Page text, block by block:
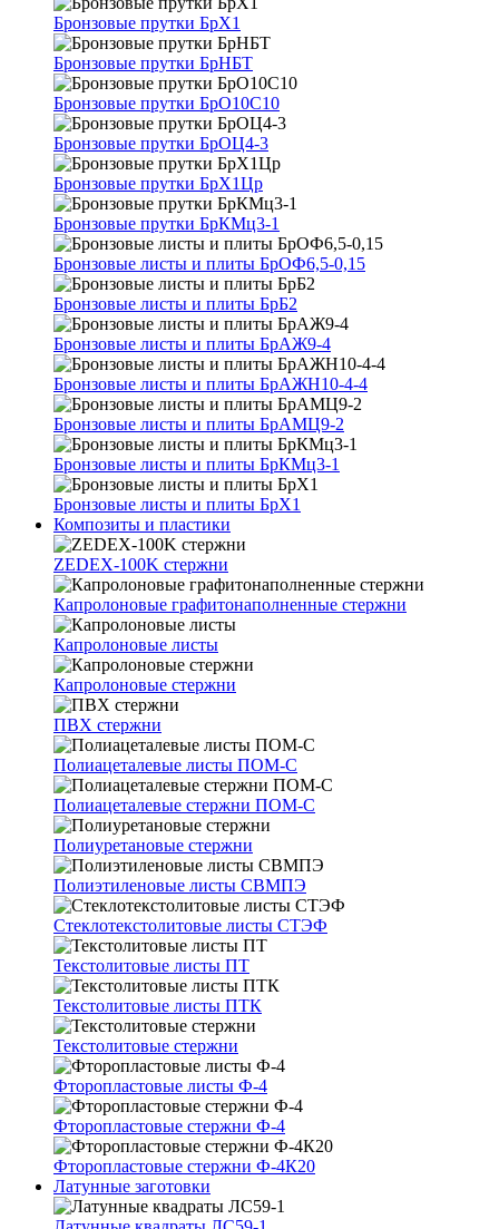
Бронзовые прутки БрХ1
Бронзовые прутки БрНБТ
Бронзовые прутки БрО10С10
Бронзовые прутки БрОЦ4-3
Бронзовые прутки БрХ1Цр
Бронзовые прутки БрКМц3-1
Бронзовые листы и плиты БрОФ6,5-0,15
Бронзовые листы и плиты БрБ2
Бронзовые листы и плиты БрАЖ9-4
Бронзовые листы и плиты БрАЖН10-4-4
Бронзовые листы и плиты БрАМЦ9-2
Бронзовые листы и плиты БрКМц3-1
Бронзовые листы и плиты БрХ1
Композиты и пластики
ZEDEX-100K стержни
Капролоновые графитонаполненные стержни
Капролоновые листы
Капролоновые стержни
ПВХ стержни
Полиацеталевые листы ПОМ-С
Полиацеталевые стержни ПОМ-С
Полиуретановые стержни
Полиэтиленовые листы СВМПЭ
Стеклотекстолитовые листы СТЭФ
Текстолитовые листы ПТ
Текстолитовые листы ПТК
Текстолитовые стержни
Фторопластовые листы Ф-4
Фторопластовые стержни Ф-4
Фторопластовые стержни Ф-4К20
Латунные заготовки